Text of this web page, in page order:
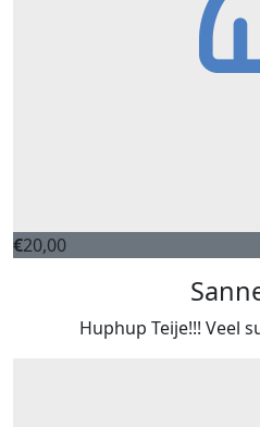
€20,00
Huphup Teije!!! Veel